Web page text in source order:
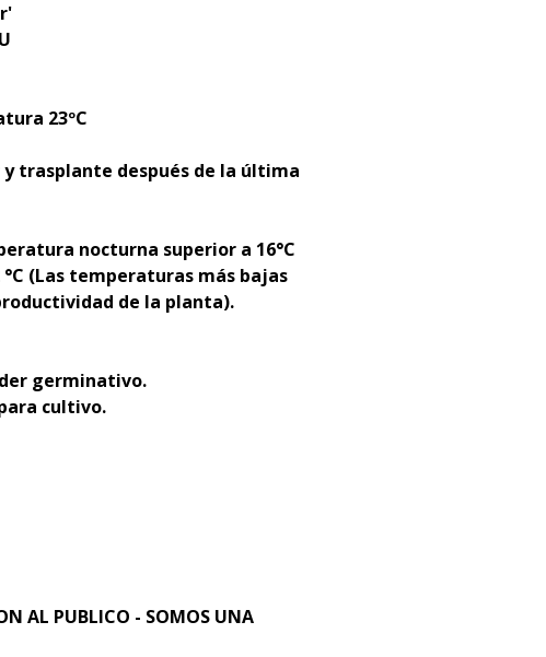
23ºC
trasplante después de la última
nocturna superior a 16°C
(Las temperaturas más bajas
de la planta).
germinativo.
cultivo.
AL PUBLICO - SOMOS UNA